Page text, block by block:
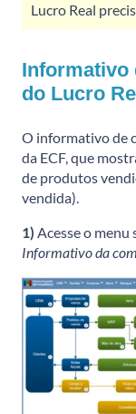
Lucro Real
Informativo
do Lucro
O informativo de
da ECF, que
de produtos
vendida).
1) Acesse o menu
Informativo da